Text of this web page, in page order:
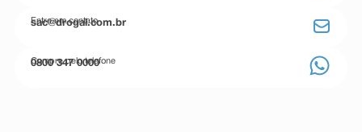
Entre em contato
sac@drogal.com.br
Compre pelo telefone
0800 347 0000